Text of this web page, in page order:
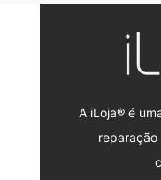
A iLoja® é